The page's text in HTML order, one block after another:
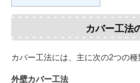
カバー工法
カバー工法には、主に次の2つの種
外壁カバー工法